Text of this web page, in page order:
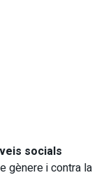
socials
gènere i contra la